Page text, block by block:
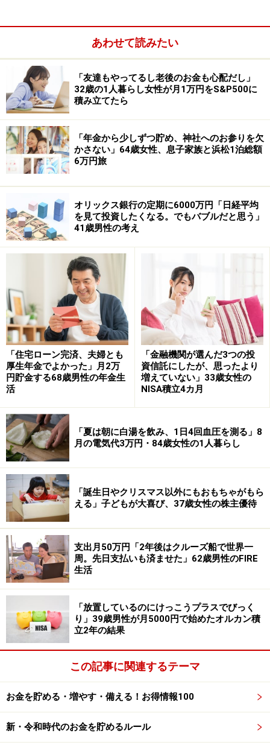
なり厳しい。夜間夫がいる時のパートを新しく増やした
と話します。家事は「妻9割・夫1割」で、「育児は家事
よりも私の負担が多いし、私にしかできないことが多々
ある状況」とのことです。
配偶者については「基本残業なし、休日出勤なし、完全
週休二日制で家のこともやろうとしてくれてありがたい
が、その分給与は平均よりも少なめだと感じているし、
いので、夫の給与や働き方についてはとやかく言うつも
りはない」と語ります。
子どもが大きくなって学校に通い出すとよ
りお金がかかるので……
今後については「老後資金はもちろんだけど、私は数カ
月先ですら心配なくらいギリギリで生活している。夫と
の給与差があるので夫は楽観的。子どもが大きくなって
学校に通い出すとよりお金がかかるので、世帯として払
えても私が支払っていけるか心配」と言います。
また「雪国なので冬場の光熱費がものすごく高くて困っ
臨時休業することもあって給与も少なくなってしまう。
田舎だから車も手放せず負担」と話します。
今後の働き方については「出来ればフルタイムになりた
い」と語ります。
夫婦の給与事情エピソードを募集中です
夫婦のお金や給与事情に関するエピソードをお寄せくだ
さい。投稿は こちらから
ーーーーーーーーーーーーーーーー
※本文中のコメントは、投稿内容をもとに読みやすく再
※エピソードは投稿者の当時のものです。現在とはサー
ビスや金額などの情報が異なることがございます
※投稿エピソードのため、内容の正確性を保証するもの
ではございません
本記事の内容は一般的な情報提供を目的としており、特定の金融
あわせて読みたい
「友達もやってるし老後のお金も心配だし」
32歳の1人暮らし女性が月1万円をS&P500に
積み立てたら
「年金から少しずつ貯め、神社へのお参りを欠
かさない」64歳女性、息子家族と浜松1泊総額
6万円旅
オリックス銀行の定期に6000万円「日経平均
を見て投資したくなる。でもバブルだと思う」
41歳男性の考え
「住宅ローン完済、夫婦とも
厚生年金でよかった」月2万
円貯金する68歳男性の年金生
活
「金融機関が選んだ3つの投
資信託にしたが、思ったより
増えていない」33歳女性の
NISA積立4カ月
「夏は朝に白湯を飲み、1日4回血圧を測る」8
月の電気代3万円・84歳女性の1人暮らし
「誕生日やクリスマス以外にもおもちゃがもら
える」子どもが大喜び、37歳女性の株主優待
支出月50万円「2年後はクルーズ船で世界一
周。先日支払いも済ませた」62歳男性のFIRE
生活
「放置しているのにけっこうプラスでびっく
り」39歳男性が月5000円で始めたオルカン積
立2年の結果
この記事に関連するテーマ
お金を貯める・増やす・備える！お得情報100
新・令和時代のお金を貯めるルール